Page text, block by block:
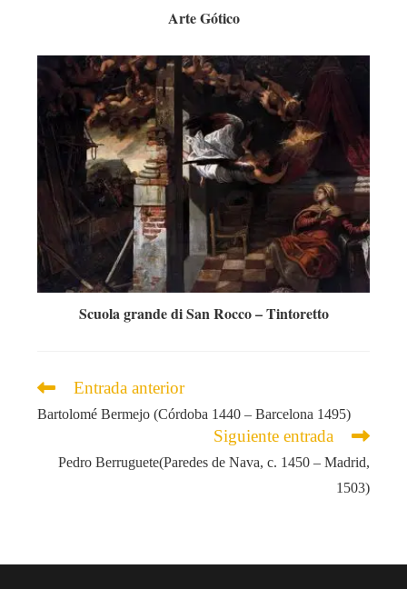
Arte Gótico
Scuola grande di San Rocco – Tintoretto
Leer
artículos
Entrada anterior
Bartolomé Bermejo (Córdoba 1440 – Barcelona 1495)
Siguiente entrada
Pedro Berruguete(Paredes de Nava, c. 1450 – Madrid,
1503)